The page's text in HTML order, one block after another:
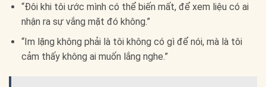
“Đôi khi tôi ước mình có thể biến mất, để xem liệu có ai
nhận ra sự vắng mặt đó không.”
“Im lặng không phải là tôi không có gì để nói, mà là tôi
cảm thấy không ai muốn lắng nghe.”